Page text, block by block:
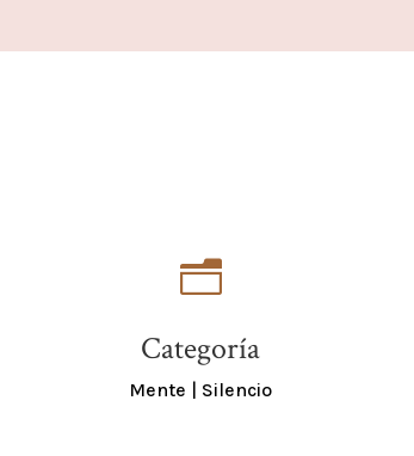
n
Categoría
Mente Silencio